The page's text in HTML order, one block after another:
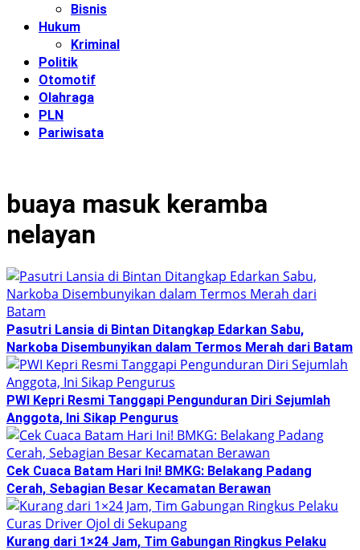
Bisnis
Hukum
Kriminal
Politik
Otomotif
Olahraga
PLN
Pariwisata
buaya masuk keramba
nelayan
Pasutri Lansia di Bintan Ditangkap Edarkan Sabu,
Narkoba Disembunyikan dalam Termos Merah dari Batam
PWI Kepri Resmi Tanggapi Pengunduran Diri Sejumlah
Anggota, Ini Sikap Pengurus
Cek Cuaca Batam Hari Ini! BMKG: Belakang Padang
Cerah, Sebagian Besar Kecamatan Berawan
Kurang dari 1×24 Jam, Tim Gabungan Ringkus Pelaku